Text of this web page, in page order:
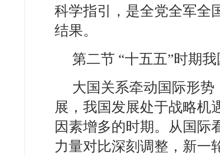
科学指引，是全党全军全
结果。
第二节 “十五五”时期
大国关系牵动国际形
展，我国发展处于战略机
因素增多的时期。从国际
力量对比深刻调整，新一